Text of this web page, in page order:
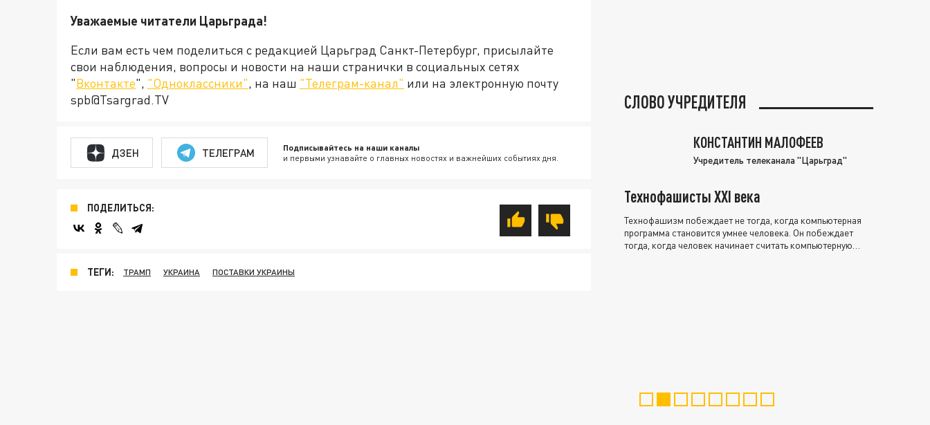
Уважаемые читатели Царьграда!
Если вам есть чем поделиться с редакцией Царьград Санкт-Петербург, присылайте
свои наблюдения, вопросы и новости на наши странички в социальных сетях
"Вконтакте", "Одноклассники", на наш "Телеграм-канал" или на электронную почту
spb@Tsargrad.TV
ДЗЕН ТЕЛЕГРАМ Подписывайтесь на наши каналы
и первыми узнавайте о главных новостях и важнейших событиях дня.
ПОДЕЛИТЬСЯ:
ТЕГИ: ТРАМП УКРАИНА ПОСТАВКИ УКРАИНЫ
СЛОВО УЧРЕДИТЕЛЯ
КОНСТАНТИН МАЛОФЕЕВ
Учредитель телеканала "Царьград"
Технофашисты XXI века
Технофашизм побеждает не тогда, когда компьютерная
программа становится умнее человека. Он побеждает
тогда, когда человек начинает считать компьютерную